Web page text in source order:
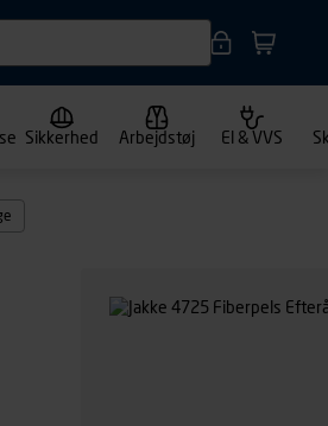
Sikkerhed Arbejdstøj El & VVS